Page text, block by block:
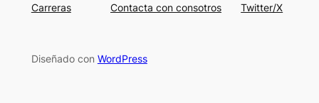
Carreras
Contacta con consotros
Twitter/X
Diseñado con WordPress